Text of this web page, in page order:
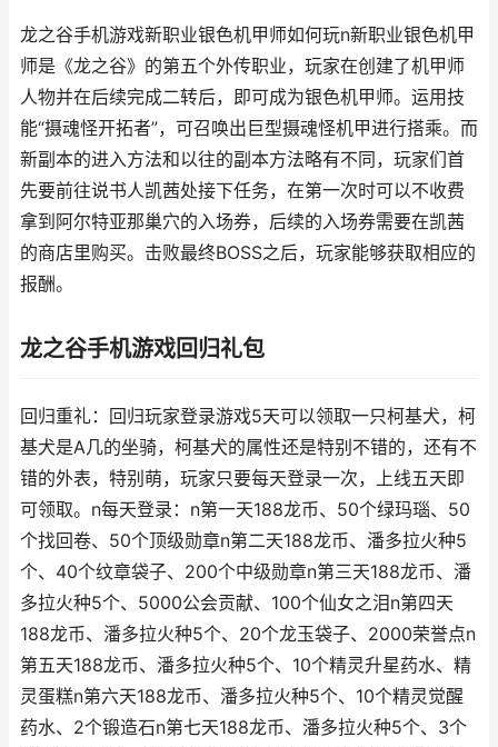
龙之谷手机游戏新职业银色机甲师如何玩n新职业银色机甲
师是《龙之谷》的第五个外传职业，玩家在创建了机甲师
人物并在后续完成二转后，即可成为银色机甲师。运用技
能“摄魂怪开拓者”，可召唤出巨型摄魂怪机甲进行搭乘。而
新副本的进入方法和以往的副本方法略有不同，玩家们首
先要前往说书人凯茜处接下任务，在第一次时可以不收费
拿到阿尔特亚那巢穴的入场券，后续的入场券需要在凯茜
的商店里购买。击败最终BOSS之后，玩家能够获取相应的
报酬。
龙之谷手机游戏回归礼包
回归重礼：回归玩家登录游戏5天可以领取一只柯基犬，柯
基犬是A几的坐骑，柯基犬的属性还是特别不错的，还有不
错的外表，特别萌，玩家只要每天登录一次，上线五天即
可领取。n每天登录：n第一天188龙币、50个绿玛瑙、50
个找回卷、50个顶级勋章n第二天188龙币、潘多拉火种5
个、40个纹章袋子、200个中级勋章n第三天188龙币、潘
多拉火种5个、5000公会贡献、100个仙女之泪n第四天
188龙币、潘多拉火种5个、20个龙玉袋子、2000荣誉点n
第五天188龙币、潘多拉火种5个、10个精灵升星药水、精
灵蛋糕n第六天188龙币、潘多拉火种5个、10个精灵觉醒
药水、2个锻造石n第七天188龙币、潘多拉火种5个、3个